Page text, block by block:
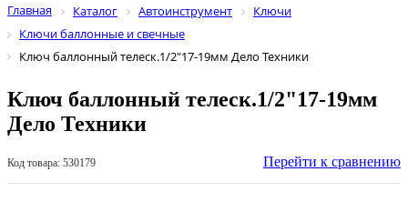
Главная Каталог Автоинструмент
Ключи
Ключи баллонные и свечные
Ключ баллонный телеск.1/2"17-19мм Дело Техники
Ключ баллонный телеск.1/2"17-19мм
Дело Техники
Код товара: 530179 Перейти к сравнению